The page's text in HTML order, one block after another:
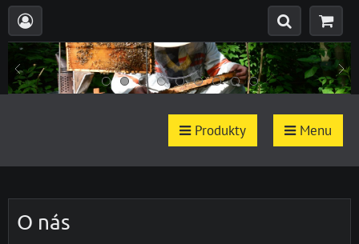
Produkty Menu
O nás